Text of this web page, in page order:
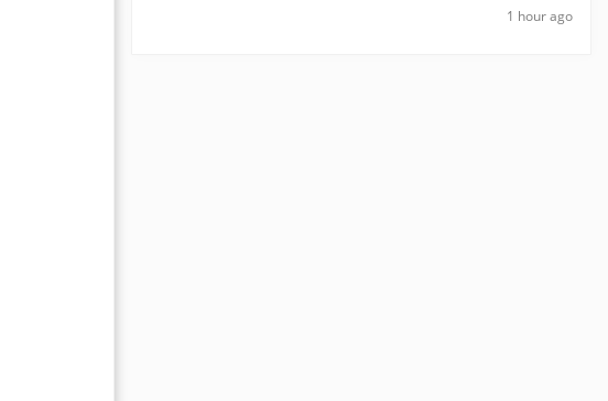
1 hour ago